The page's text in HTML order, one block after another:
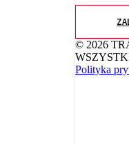
© 2026
Polityka